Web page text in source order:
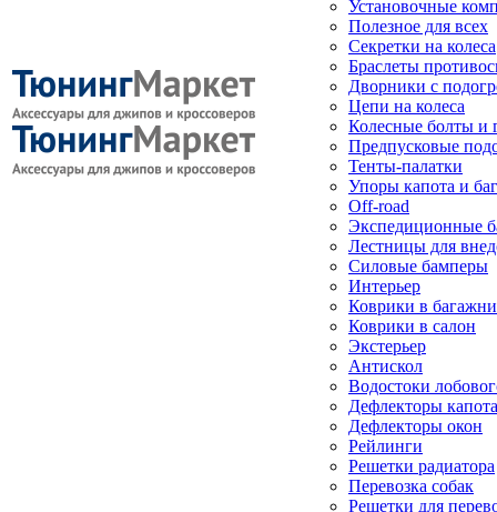
Установочные
Полезное для всех
Секретки на колеса
Браслеты
Дворники с
Цепи на колеса
Колесные болты и
Предпусковые
Тенты-палатки
Упоры капота и
Off-road
Экспедиционные
Лестницы для
Силовые бамперы
Интерьер
Коврики в
Коврики в салон
Экстерьер
Антискол
Водостоки
Дефлекторы капота
Дефлекторы окон
Рейлинги
Решетки радиатора
Перевозка собак
Решетки для